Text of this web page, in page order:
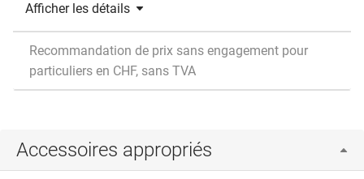
Afficher les détails
Recommandation de prix sans engagement pour
particuliers en CHF, sans TVA
Accessoires appropriés